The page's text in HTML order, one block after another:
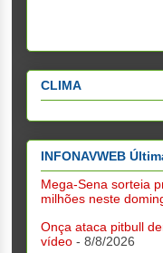
CLIMA
INFONAVWEB
Mega-Sena sorteia
milhões neste
Onça ataca pitbull
vídeo - 8/8/2026